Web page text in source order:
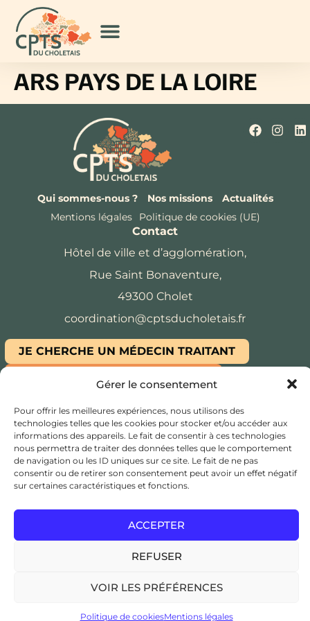
Gérer le consentement
Pour offrir les meilleures expériences, nous utilisons des
technologies telles que les cookies pour stocker et/ou accéder aux
informations des appareils. Le fait de consentir à ces technologies
nous permettra de traiter des données telles que le comportement
de navigation ou les ID uniques sur ce site. Le fait de ne pas
consentir ou de retirer son consentement peut avoir un effet négatif
sur certaines caractéristiques et fonctions.
ACCEPTER
REFUSER
VOIR LES PRÉFÉRENCES
Politique de cookiesMentions légales
ARS PAYS DE LA LOIRE
Qui sommes-nous ? Nos missions
Actualités
Mentions légales
Politique de cookies (UE)
Contact
Hôtel de ville et d’agglomération,
Rue Saint Bonaventure,
49300 Cholet
coordination@cptsducholetais.fr
JE CHERCHE UN MÉDECIN TRAITANT
Copyright © 2024CPTS du Choletais, Tous droits
réservés, Réalisation:Edwina RABOT